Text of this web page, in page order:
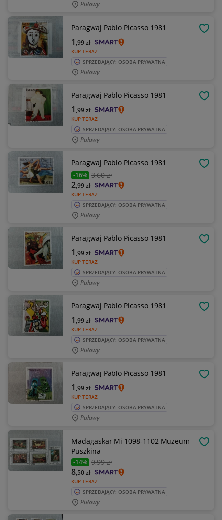
Puławy
Paragwaj Pablo Picasso 1981
KUP TERAZ
1 ,99zł
SPRZEDAJĄCY: OSOBA PRYWATNA
Puławy
Paragwaj Pablo Picasso 1981
KUP TERAZ
1 ,99zł
SPRZEDAJĄCY: OSOBA PRYWATNA
Puławy
Paragwaj Pablo Picasso 1981
-16% 3,60 zł
KUP TERAZ
2,99zł
SPRZEDAJĄCY: OSOBA PRYWATNA
Puławy
Paragwaj Pablo Picasso 1981
KUP TERAZ
1 ,99zł
SPRZEDAJĄCY: OSOBA PRYWATNA
Puławy
Paragwaj Pablo Picasso 1981
KUP TERAZ
1 ,99zł
SPRZEDAJĄCY: OSOBA PRYWATNA
Puławy
Paragwaj Pablo Picasso 1981
KUP TERAZ
1 ,99zł
SPRZEDAJĄCY: OSOBA PRYWATNA
Puławy
Madagaskar Mi 1098-1102 Muzeum
Puszkina
-14% 9,99 zł
KUP TERAZ
8,50zł
SPRZEDAJĄCY: OSOBA PRYWATNA
Puławy